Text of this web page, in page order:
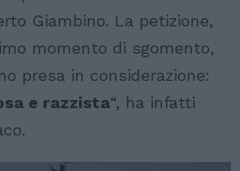
Giambino. La petizione,
momento di sgomento,
presa in considerazione:
e razzista“, ha infatti